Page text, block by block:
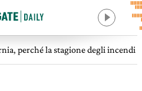
perché la stagione degli incendi